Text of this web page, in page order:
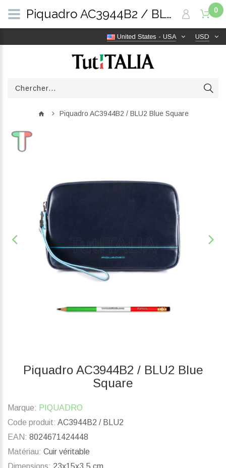
USD
United States - USA
0
Piquadro AC3944B2 / BLU2 Blue Square
Piquadro AC3944B2 / BLU2 Blue
Square
Marque: PIQUADRO
Code produit: AC3944B2 / BLU2
EAN: 8024671424448
Matériau: Cuir véritable
Piquadro AC3944B2 / BLU2 Blue Square | TutITALIA